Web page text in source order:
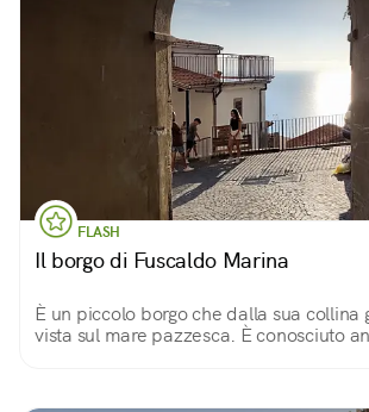
FLASH
Il borgo di Fuscaldo Marina
È un piccolo borgo che dalla sua collina
vista sul mare pazzesca. È conosciuto